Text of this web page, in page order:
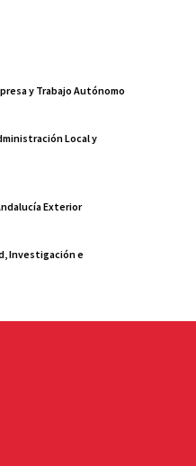
y Trabajo Autónomo
Local y
Exterior
Investigación e